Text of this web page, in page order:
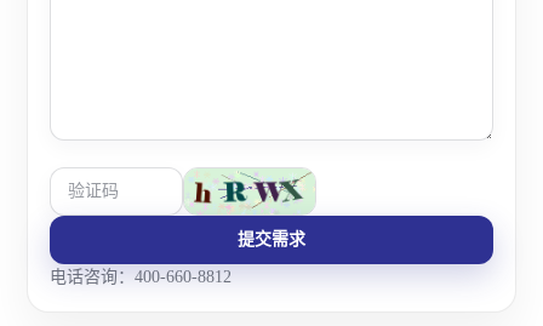
提交需求
电话咨询：400-660-8812